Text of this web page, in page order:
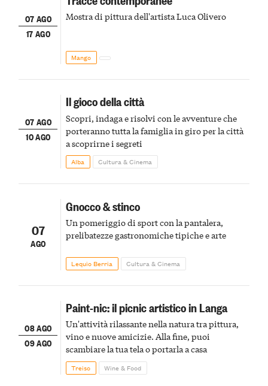
07 AGO
17 AGO
Mostra di pittura dell'artista Luca Olivero
Mango
07 AGO
10 AGO
Il gioco della città
Scopri, indaga e risolvi con le avventure che
porteranno tutta la famiglia in giro per la città
a scoprirne i segreti
Alba Cultura & Cinema
07
AGO
Gnocco & stinco
Un pomeriggio di sport con la pantalera,
prelibatezze gastronomiche tipiche e arte
Lequio Berria Cultura & Cinema
08 AGO
09 AGO
Paint-nic: il picnic artistico in Langa
Un'attività rilassante nella natura tra pittura,
vino e nuove amicizie. Alla fine, puoi
scambiare la tua tela o portarla a casa
Treiso Wine & Food